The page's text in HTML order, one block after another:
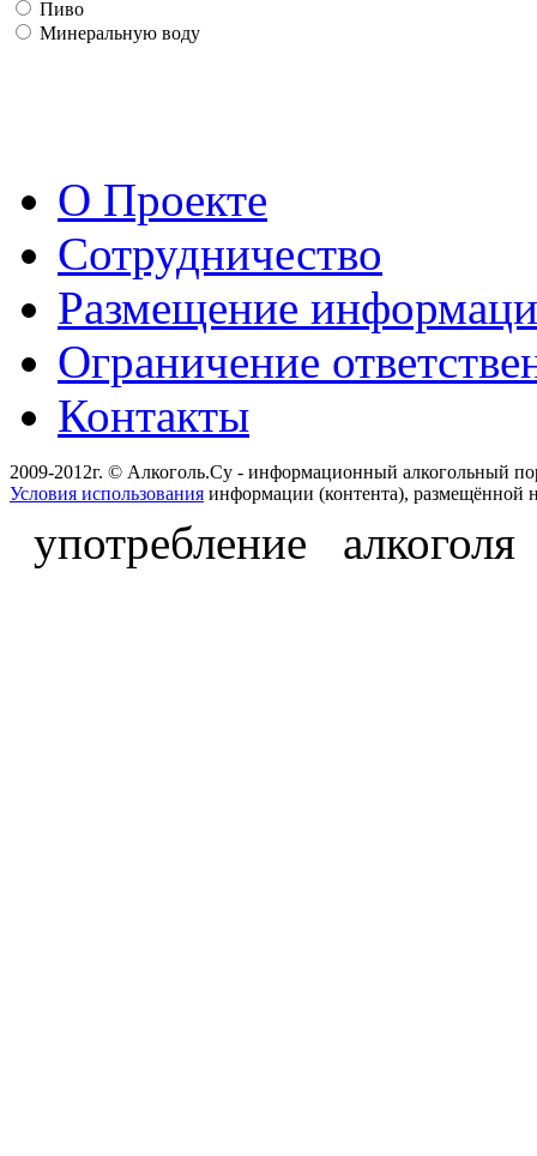
Пиво
Минеральную воду
О Проекте
Сотрудничество
Размещение
Ограничение
Контакты
2009-2012г. © Алкоголь.Су - информационный алкогольный
Условия использования информации (контента), размещённой
употребление